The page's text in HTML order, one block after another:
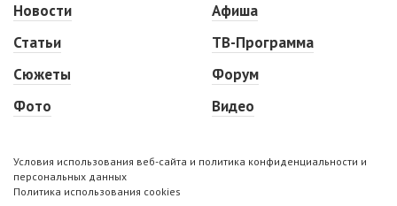
Новости
Статьи
Сюжеты
Фото
Афиша
ТВ-Программа
Форум
Видео
Условия использования веб-сайта и политика конфиденциальности и
персональных данных
Политика использования cookies